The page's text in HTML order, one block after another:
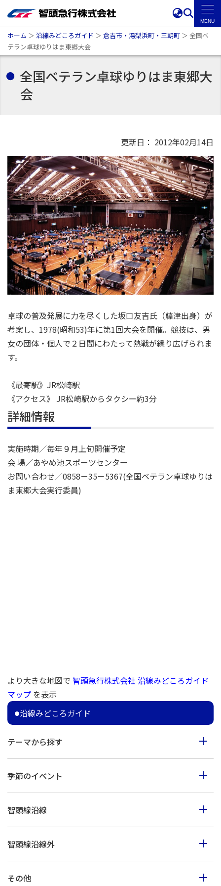
ホーム ＞ 沿線みどころガイド ＞ 倉吉市・湯梨浜町・三朝町 ＞ 全国ベ
テラン卓球ゆりはま東郷大会
全国ベテラン卓球ゆりはま東郷大
会
更新日： 2012年02月14日
卓球の普及発展に力を尽くした坂口友吉氏（藤津出身）が
考案し、1978(昭和53)年に第1回大会を開催。競技は、男
女の団体・個人で２日間にわたって熱戦が繰り広げられま
す。
《最寄駅》JR松崎駅
《アクセス》 JR松崎駅からタクシー約3分
詳細情報
実施時期／毎年９月上旬開催予定
会 場／あやめ池スポーツセンター
お問い合わせ／0858－35－5367(全国ベテラン卓球ゆりは
ま東郷大会実行委員)
より大きな地図で 智頭急行株式会社 沿線みどころガイド
マップ を表示
沿線みどころガイド
テーマから探す
歩く
買う
季節のイベント
秋のイベント
智頭線沿線
美作市
智頭線沿線外
その他